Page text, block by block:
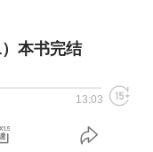
本书完结
13:03